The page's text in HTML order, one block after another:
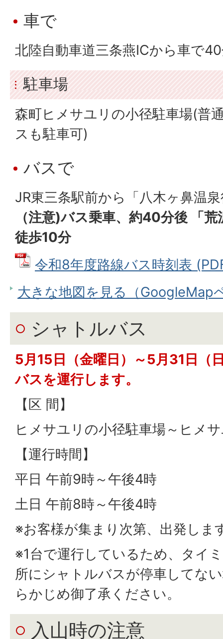
車で
北陸自動車道三条燕ICから車で
駐車場
森町ヒメサユリの小径駐車場(普
スも駐車可)
バスで
JR東三条駅前から「八木ヶ鼻温
（注意)バス乗車、約40分後 「
徒歩10分
令和8年度路線バス時刻表
大きな地図を見る（GoogleMap
シャトルバス
5月15日（金曜日）～5月31日（
バスを運行します。
【区 間】
ヒメサユリの小径駐車場～ヒメ
【運行時間】
平日 午前9時～午後4時
土日 午前8時～午後4時
※お客様が集まり次第、出発しま
※1台で運行しているため、タイ
所にシャトルバスが停車してな
らかじめ御了承ください。
入山時の注意